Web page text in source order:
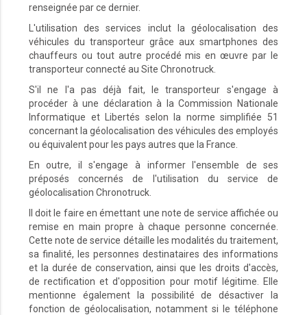
renseignée par ce dernier.
L'utilisation des services inclut la géolocalisation des
véhicules du transporteur grâce aux smartphones des
chauffeurs ou tout autre procédé mis en œuvre par le
transporteur connecté au Site Chronotruck.
S'il ne l'a pas déjà fait, le transporteur s'engage à
procéder à une déclaration à la Commission Nationale
Informatique et Libertés selon la norme simplifiée 51
concernant la géolocalisation des véhicules des employés
ou équivalent pour les pays autres que la France.
En outre, il s'engage à informer l'ensemble de ses
préposés concernés de l'utilisation du service de
géolocalisation Chronotruck.
Il doit le faire en émettant une note de service affichée ou
remise en main propre à chaque personne concernée.
Cette note de service détaille les modalités du traitement,
sa finalité, les personnes destinataires des informations
et la durée de conservation, ainsi que les droits d'accès,
de rectification et d'opposition pour motif légitime. Elle
mentionne également la possibilité de désactiver la
fonction de géolocalisation, notamment si le téléphone